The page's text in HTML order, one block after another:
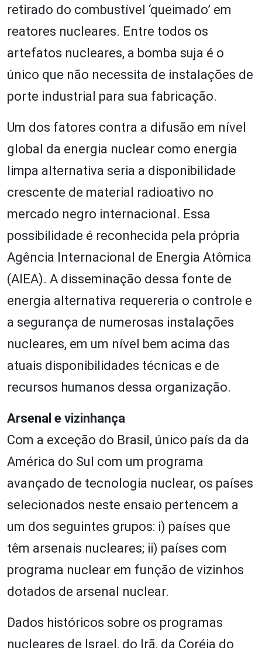
retirado do combustível ‘queimado’ em
reatores nucleares. Entre todos os
artefatos nucleares, a bomba suja é o
único que não necessita de instalações de
porte industrial para sua fabricação.
Um dos fatores contra a difusão em nível
global da energia nuclear como energia
limpa alternativa seria a disponibilidade
crescente de material radioativo no
mercado negro internacional. Essa
possibilidade é reconhecida pela própria
Agência Internacional de Energia Atômica
(AIEA). A disseminação dessa fonte de
energia alternativa requereria o controle e
a segurança de numerosas instalações
nucleares, em um nível bem acima das
atuais disponibilidades técnicas e de
recursos humanos dessa organização.
Arsenal e vizinhança
Com a exceção do Brasil, único país da da
América do Sul com um programa
avançado de tecnologia nuclear, os países
selecionados neste ensaio pertencem a
um dos seguintes grupos: i) países que
têm arsenais nucleares; ii) países com
programa nuclear em função de vizinhos
dotados de arsenal nuclear.
Dados históricos sobre os programas
nucleares de Israel, do Irã, da Coréia do